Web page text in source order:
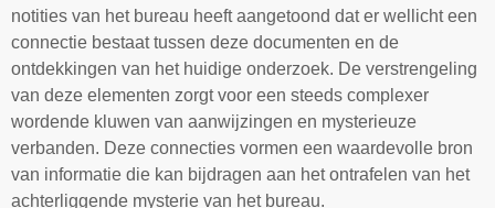
notities van het bureau heeft aangetoond dat er wellicht een
connectie bestaat tussen deze documenten en de
ontdekkingen van het huidige onderzoek. De verstrengeling
van deze elementen zorgt voor een steeds complexer
wordende kluwen van aanwijzingen en mysterieuze
verbanden. Deze connecties vormen een waardevolle bron
van informatie die kan bijdragen aan het ontrafelen van het
achterliggende mysterie van het bureau.